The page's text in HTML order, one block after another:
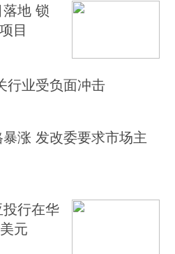
的调峰作用。优先压减
油企业系统内部炼厂、油田
，增加对社会的资源供应；
、LNG液化厂、化肥等非
/日，确保民生用气不受影
依靠国内自产和进口两
，国内生产天然气1338亿
电”、“煤改气”没到位的
地 锁
目
行业受负面冲击
涨 发改委要求市场主
行在华
元